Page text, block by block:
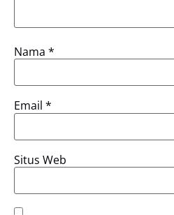
Nama *
Email *
Situs Web